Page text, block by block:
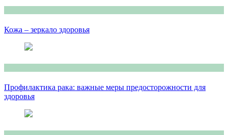
Кожа – зеркало здоровья
Профилактика рака: важные меры предосторожности для
здоровья